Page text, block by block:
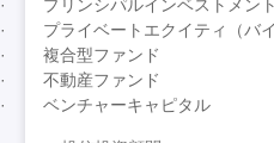
プリンシパルインベストメント
プライベートエクイティ（バ
複合型ファンド
不動産ファンド
ベンチャーキャピタル